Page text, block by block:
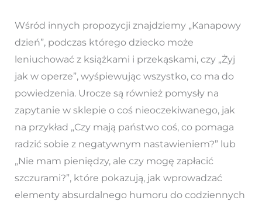
Wśród innych propozycji znajdziemy „Kanapowy
dzień”, podczas którego dziecko może
leniuchować z książkami i przekąskami, czy „Żyj
jak w operze”, wyśpiewując wszystko, co ma do
powiedzenia. Urocze są również pomysły na
zapytanie w sklepie o coś nieoczekiwanego, jak
na przykład „Czy mają państwo coś, co pomaga
radzić sobie z negatywnym nastawieniem?” lub
„Nie mam pieniędzy, ale czy mogę zapłacić
szczurami?”, które pokazują, jak wprowadzać
elementy absurdalnego humoru do codziennych